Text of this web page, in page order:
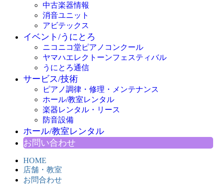
中古楽器情報
消音ユニット
アビテックス
イベント/うにとろ
ニコニコ堂ピアノコンクール
ヤマハエレクトーンフェスティバル
うにとろ通信
サービス/技術
ピアノ調律・修理・メンテナンス
ホール/教室レンタル
楽器レンタル・リース
防音設備
ホール/教室レンタル
お問い合わせ
HOME
店舗・教室
お問合わせ